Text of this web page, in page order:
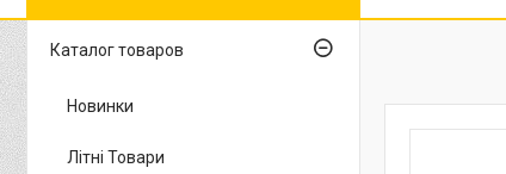
Каталог товаров
Новинки
Літні Товари